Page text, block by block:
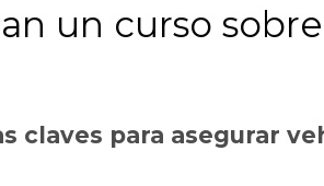
un curso
claves para asegurar